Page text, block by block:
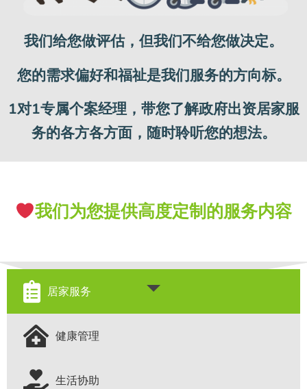
我们给您做评估，但我们不给您做决定。
您的需求偏好和福祉是我们服务的方向标。
1对1专属个案经理，带您了解政府出资居家服
务的各方各方面，随时聆听您的想法。
我们为您提供高度定制的服务内容
居家服务
健康管理
生活协助